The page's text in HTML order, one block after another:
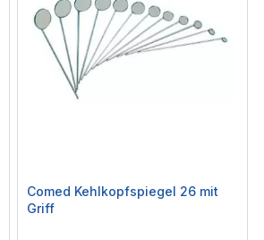
Comed Kehlkopfspiegel 26 mit
Griff